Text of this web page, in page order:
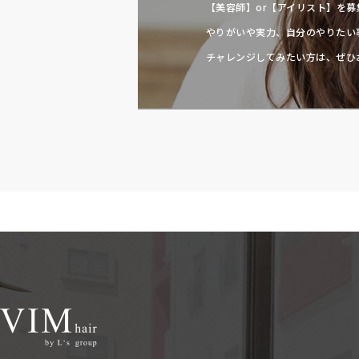
【美容師】or【アイリスト】を
やりがいや実力、自分のやりた
チャレンジしてみたい方は、ぜ